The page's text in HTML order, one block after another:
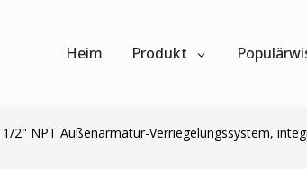
Heim Produkt
1/2" NPT Außenarmatur-Verriegelungssystem,